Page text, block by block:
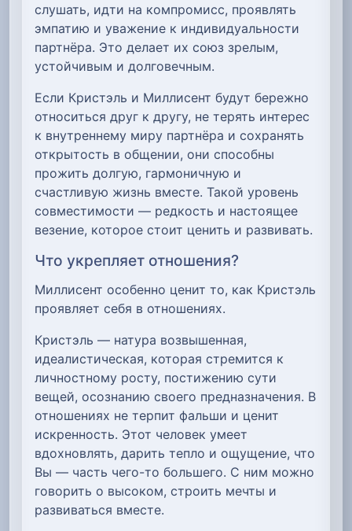
слушать, идти на компромисс, проявлять
эмпатию и уважение к индивидуальности
партнёра. Это делает их союз зрелым,
устойчивым и долговечным.
Если Кристэль и Миллисент будут бережно
относиться друг к другу, не терять интерес
к внутреннему миру партнёра и сохранять
открытость в общении, они способны
прожить долгую, гармоничную и
счастливую жизнь вместе. Такой уровень
совместимости — редкость и настоящее
везение, которое стоит ценить и развивать.
Что укрепляет отношения?
Миллисент особенно ценит то, как Кристэль
проявляет себя в отношениях.
Кристэль — натура возвышенная,
идеалистическая, которая стремится к
личностному росту, постижению сути
вещей, осознанию своего предназначения. В
отношениях не терпит фальши и ценит
искренность. Этот человек умеет
вдохновлять, дарить тепло и ощущение, что
Вы — часть чего-то большего. С ним можно
говорить о высоком, строить мечты и
развиваться вместе.